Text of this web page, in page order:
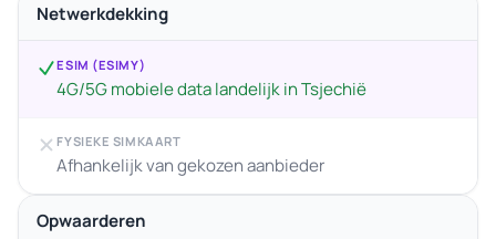
Netwerkdekking
ESIM (ESIMY)
4G/5G mobiele data landelijk in Tsjechië
FYSIEKE SIMKAART
Afhankelijk van gekozen aanbieder
Opwaarderen